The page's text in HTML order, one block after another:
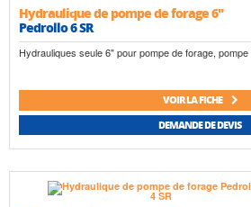
Hydraulique de pompe de forage 6"
Pedrollo 6 SR
Hydrauliques seule 6" pour pompe de forage,
VOIR LA FICHE
DEMANDE DE DEVIS